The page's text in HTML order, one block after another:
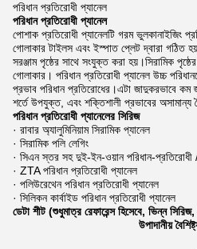
পরিধান প্রতিরোধী প্যানেল
পরিধান প্রতিরোধী প্যানেল
পোশাক প্রতিরোধী প্যানেলটি গরম ভুলকানাইজিং
গোলাকার টাইলস এবং ইস্পাত প্লেট দ্বারা গঠিত
সরঞ্জাম পৃষ্ঠের সাথে সংযুক্ত করা হয়।সিরামিক
গোলাকার। পরিধান প্রতিরোধী প্যানেল উচ্চ
প্রভাব পরিধান প্রতিরোধের।এটা জাদুকরভাবে কম
শর্তে উপযুক্ত, এবং শক্তিশালী প্রভাবের অসামান্য
পরিধান প্রতিরোধী প্যানেলের সিরিজ
· রাবার অ্যালুমিনিয়াম সিরামিক প্যানেল
· সিরামিক পলি লেগিং
· সিএন স্তর সহ দুই-ইন-ওয়ান পরিধান-প্রতিরোধী
· ZTA পরিধান প্রতিরোধী প্যানেল
· পলিউরেথেন পরিধান প্রতিরোধী প্যানেল
· সিলিকন কার্বাইড পরিধান প্রতিরোধী প্যানেল
ডেটা শীট (শুধুমাত্র রেফারেন্স হিসেবে, ভিন্ন
উপাদানীয়